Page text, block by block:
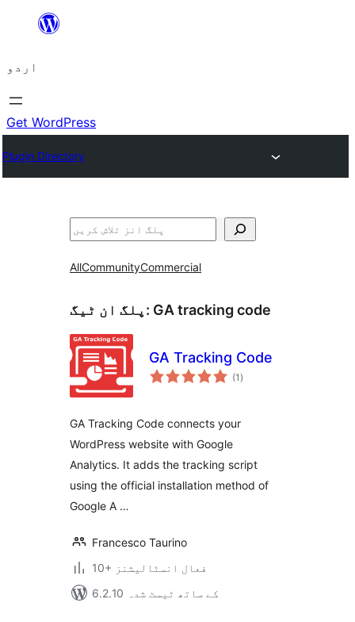
چھوڑیں
پر
جائیں
اردو
Get WordPress
Plugin Directory
تلاش
AllCommunityCommercial
پلگ ان ٹیگ: GA tracking code
GA Tracking Code
(1 مجموعی
درجہ
)
GA Tracking Code connects your
WordPress website with Google
Analytics. It adds the tracking script
using the official installation method of
Google A …
Francesco Taurino
10+ فعال انسٹالیشنز
6.2.10 کے ساتھ ٹیسٹ شدہ